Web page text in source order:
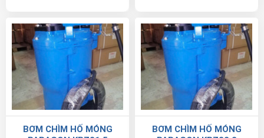
BƠM CHÌM HỐ MÓNG
BƠM CHÌM HỐ MÓNG